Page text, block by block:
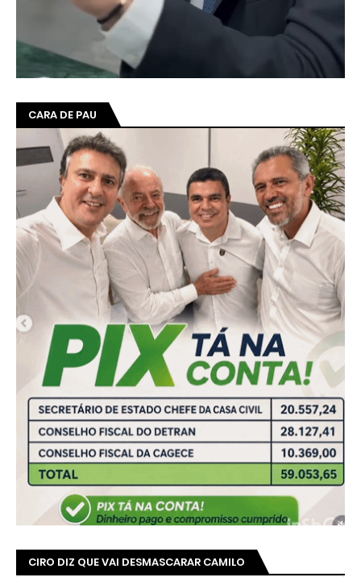
CARA DE PAU
CIRO DIZ QUE VAI DESMASCARAR CAMILO